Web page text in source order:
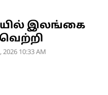
இலங்கை
2026 10:33 AM